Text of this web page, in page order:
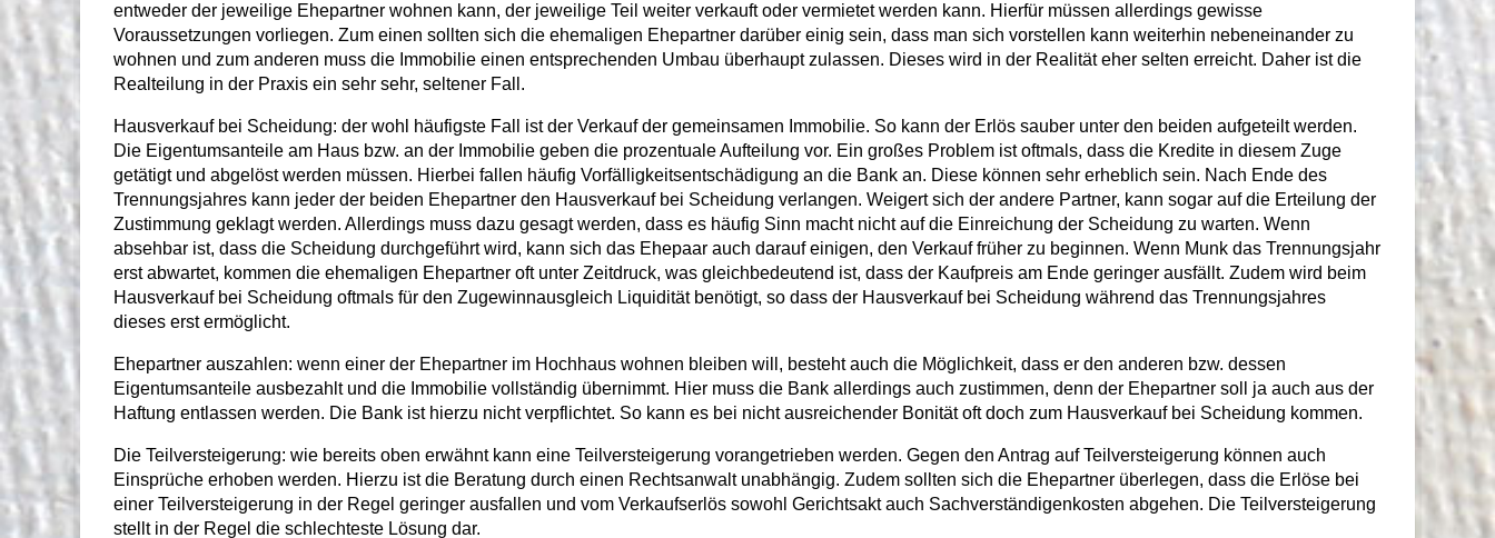
entweder der jeweilige Ehepartner wohnen kann, der jeweilige Teil weiter verkauft oder vermietet werden kann. Hierfür müssen allerdings gewisse
Voraussetzungen vorliegen. Zum einen sollten sich die ehemaligen Ehepartner darüber einig sein, dass man sich vorstellen kann weiterhin nebeneinander zu
wohnen und zum anderen muss die Immobilie einen entsprechenden Umbau überhaupt zulassen. Dieses wird in der Realität eher selten erreicht. Daher ist die
Realteilung in der Praxis ein sehr sehr, seltener Fall.
Hausverkauf bei Scheidung: der wohl häufigste Fall ist der Verkauf der gemeinsamen Immobilie. So kann der Erlös sauber unter den beiden aufgeteilt werden.
Die Eigentumsanteile am Haus bzw. an der Immobilie geben die prozentuale Aufteilung vor. Ein großes Problem ist oftmals, dass die Kredite in diesem Zuge
getätigt und abgelöst werden müssen. Hierbei fallen häufig Vorfälligkeitsentschädigung an die Bank an. Diese können sehr erheblich sein. Nach Ende des
Trennungsjahres kann jeder der beiden Ehepartner den Hausverkauf bei Scheidung verlangen. Weigert sich der andere Partner, kann sogar auf die Erteilung der
Zustimmung geklagt werden. Allerdings muss dazu gesagt werden, dass es häufig Sinn macht nicht auf die Einreichung der Scheidung zu warten. Wenn
absehbar ist, dass die Scheidung durchgeführt wird, kann sich das Ehepaar auch darauf einigen, den Verkauf früher zu beginnen. Wenn Munk das Trennungsjahr
erst abwartet, kommen die ehemaligen Ehepartner oft unter Zeitdruck, was gleichbedeutend ist, dass der Kaufpreis am Ende geringer ausfällt. Zudem wird beim
Hausverkauf bei Scheidung oftmals für den Zugewinnausgleich Liquidität benötigt, so dass der Hausverkauf bei Scheidung während das Trennungsjahres
dieses erst ermöglicht.
Ehepartner auszahlen: wenn einer der Ehepartner im Hochhaus wohnen bleiben will, besteht auch die Möglichkeit, dass er den anderen bzw. dessen
Eigentumsanteile ausbezahlt und die Immobilie vollständig übernimmt. Hier muss die Bank allerdings auch zustimmen, denn der Ehepartner soll ja auch aus der
Haftung entlassen werden. Die Bank ist hierzu nicht verpflichtet. So kann es bei nicht ausreichender Bonität oft doch zum Hausverkauf bei Scheidung kommen.
Die Teilversteigerung: wie bereits oben erwähnt kann eine Teilversteigerung vorangetrieben werden. Gegen den Antrag auf Teilversteigerung können auch
Einsprüche erhoben werden. Hierzu ist die Beratung durch einen Rechtsanwalt unabhängig. Zudem sollten sich die Ehepartner überlegen, dass die Erlöse bei
einer Teilversteigerung in der Regel geringer ausfallen und vom Verkaufserlös sowohl Gerichtsakt auch Sachverständigenkosten abgehen. Die Teilversteigerung
stellt in der Regel die schlechteste Lösung dar.